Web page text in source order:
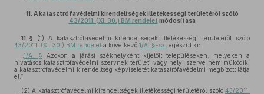
11. A katasztrófavédelmi kirendeltségek illetékességi területéről szóló
43/2011. (XI. 30.) BM rendelet módosítása
11. § (1) A katasztrófavédelmi kirendeltségek illetékességi területéről szóló
43/2011. (XI. 30.) BM rendelet a következő 1/A. §-sal egészül ki:
1/A. § Azokon a járási székhelyként kijelölt településeken, melyeken a
hivatásos katasztrófavédelmi szervnek területi vagy helyi szerve nem működik,
a katasztrófavédelmi kirendeltség képviseletét katasztrófavédelmi megbízott látja
el.”
(2) A katasztrófavédelmi kirendeltségek illetékességi területéről szóló 43/2011.